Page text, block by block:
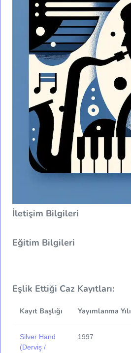
İletişim Bilgileri
Eğitim Bilgileri
Eşlik Ettiği Caz Kayıtları:
Kayıt Başlığı Yayımlanma Yılı
Silver Hand
(Derviş /
1997